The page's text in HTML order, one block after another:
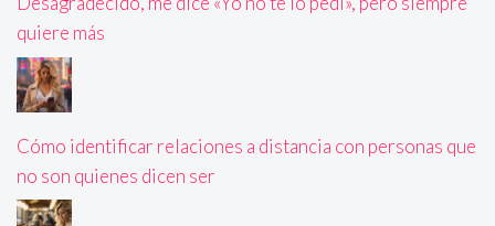
quiere más
Cómo identificar relaciones a distancia con personas que
no son quienes dicen ser